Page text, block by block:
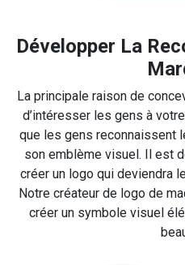
Développer La
La principale raison de
d’intéresser les gens à
que les gens reconnaissent
son emblème visuel. Il est
créer un logo qui deviendra
Notre créateur de logo de
créer un symbole visuel